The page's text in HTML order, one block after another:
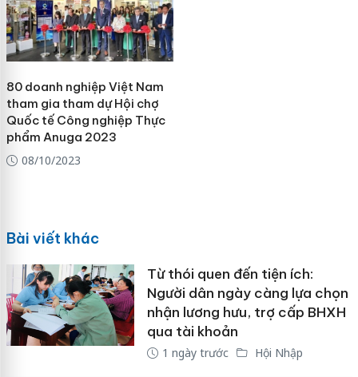
80 doanh nghiệp Việt Nam
tham gia tham dự Hội chợ
Quốc tế Công nghiệp Thực
phẩm Anuga 2023
08/10/2023
Bài viết khác
Từ thói quen đến tiện ích:
Người dân ngày càng lựa chọn
nhận lương hưu, trợ cấp BHXH
qua tài khoản
1 ngày trước Hội Nhập